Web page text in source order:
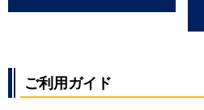
ご利用ガイド